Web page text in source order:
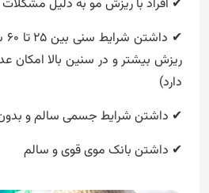
✔ افراد با ریزش مو به دلیل مشکلات
ریزش بیشتر و در سنین بالا
دارد)
✔ داشتن شرایط جسمی سالم و بدون
✔ داشتن بانک موی قوی و سالم